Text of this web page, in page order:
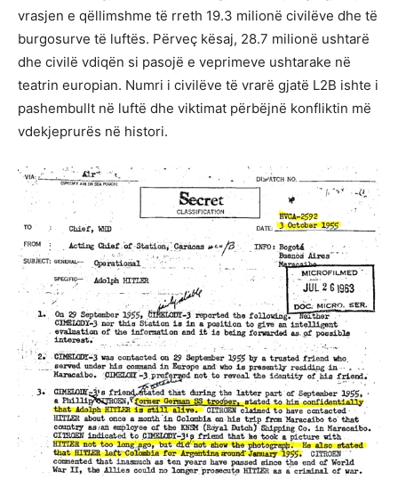
vrasjen e qëllimshme të rreth 19.3 milionë civilëve dhe të
burgosurve të luftës. Përveç kësaj, 28.7 milionë ushtarë
dhe civilë vdiqën si pasojë e veprimeve ushtarake në
teatrin europian. Numri i civilëve të vrarë gjatë L2B ishte i
pashembullt në luftë dhe viktimat përbëjnë konfliktin më
vdekjeprurës në histori.